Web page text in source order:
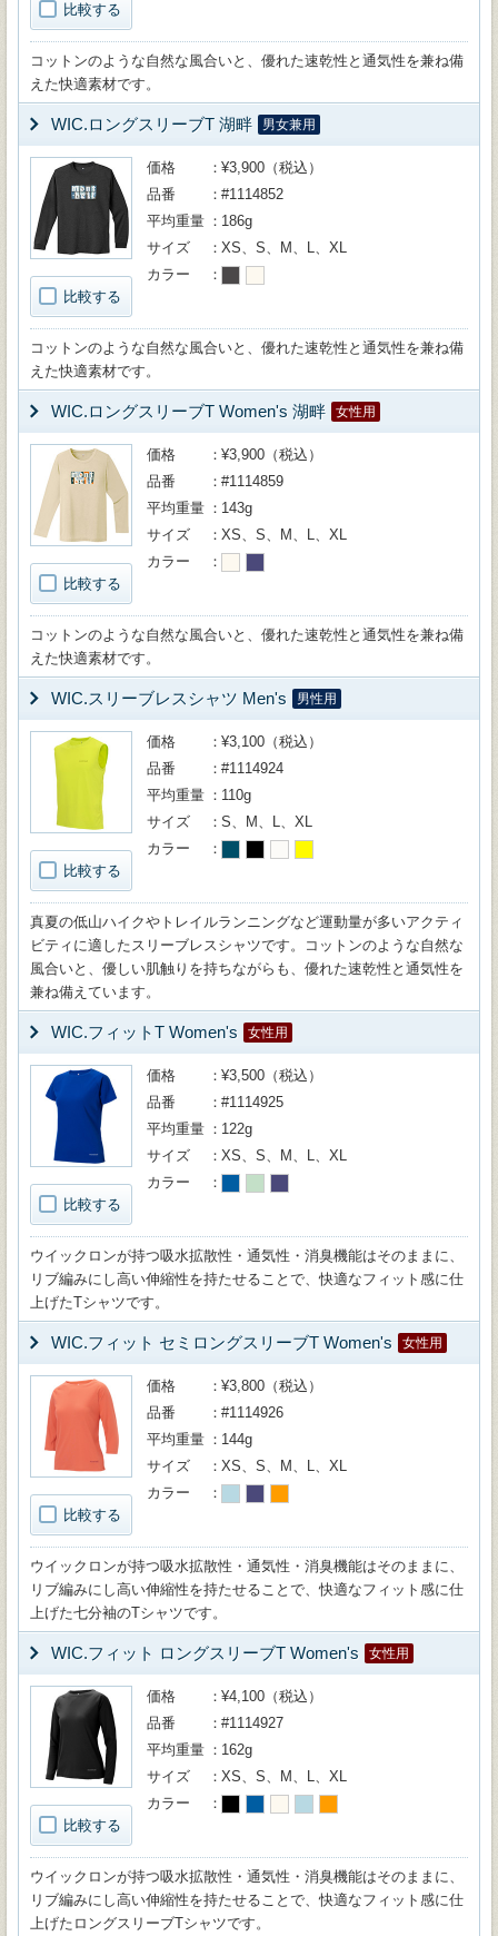
比較する
コットンのような自然な風合いと、優れた速乾性と通気性を兼ね備
えた快適素材です。
WIC.ロングスリーブT 湖畔 男女兼用
比較する
価格
¥3,900（税込）
品番
#1114852
平均重量
186g
サイズ
XS、S、M、L、XL
カラー
コットンのような自然な風合いと、優れた速乾性と通気性を兼ね備
えた快適素材です。
WIC.ロングスリーブT Women's 湖畔 女性用
比較する
価格
¥3,900（税込）
品番
#1114859
平均重量
143g
サイズ
XS、S、M、L、XL
カラー
コットンのような自然な風合いと、優れた速乾性と通気性を兼ね備
えた快適素材です。
WIC.スリーブレスシャツ Men's 男性用
比較する
価格
¥3,100（税込）
品番
#1114924
平均重量
110g
サイズ
S、M、L、XL
カラー
真夏の低山ハイクやトレイルランニングなど運動量が多いアクティ
ビティに適したスリーブレスシャツです。コットンのような自然な
風合いと、優しい肌触りを持ちながらも、優れた速乾性と通気性を
兼ね備えています。
WIC.フィットT Women's 女性用
比較する
価格
¥3,500（税込）
品番
#1114925
平均重量
122g
サイズ
XS、S、M、L、XL
カラー
ウイックロンが持つ吸水拡散性・通気性・消臭機能はそのままに、
リブ編みにし高い伸縮性を持たせることで、快適なフィット感に仕
上げたTシャツです。
WIC.フィット セミロングスリーブT Women's 女性用
比較する
価格
¥3,800（税込）
品番
#1114926
平均重量
144g
サイズ
XS、S、M、L、XL
カラー
ウイックロンが持つ吸水拡散性・通気性・消臭機能はそのままに、
リブ編みにし高い伸縮性を持たせることで、快適なフィット感に仕
上げた七分袖のTシャツです。
WIC.フィット ロングスリーブT Women's 女性用
比較する
価格
¥4,100（税込）
品番
#1114927
平均重量
162g
サイズ
XS、S、M、L、XL
カラー
ウイックロンが持つ吸水拡散性・通気性・消臭機能はそのままに、
リブ編みにし高い伸縮性を持たせることで、快適なフィット感に仕
上げたロングスリーブTシャツです。